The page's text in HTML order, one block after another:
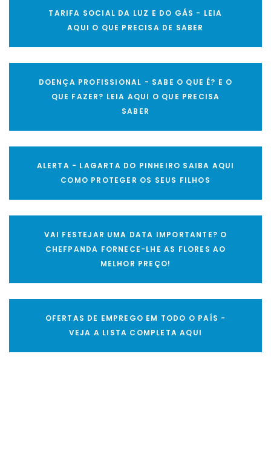
TARIFA SOCIAL DA LUZ E DO GÁS - LEIA
AQUI O QUE PRECISA DE SABER
DOENÇA PROFISSIONAL - SABE O QUE É? E O
QUE FAZER? LEIA AQUI O QUE PRECISA
SABER
ALERTA - LAGARTA DO PINHEIRO SAIBA AQUI
COMO PROTEGER OS SEUS FILHOS
VAI FESTEJAR UMA DATA IMPORTANTE? O
CHEFPANDA FORNECE-LHE AS FLORES AO
MELHOR PREÇO!
OFERTAS DE EMPREGO EM TODO O PAÍS -
VEJA A LISTA COMPLETA AQUI